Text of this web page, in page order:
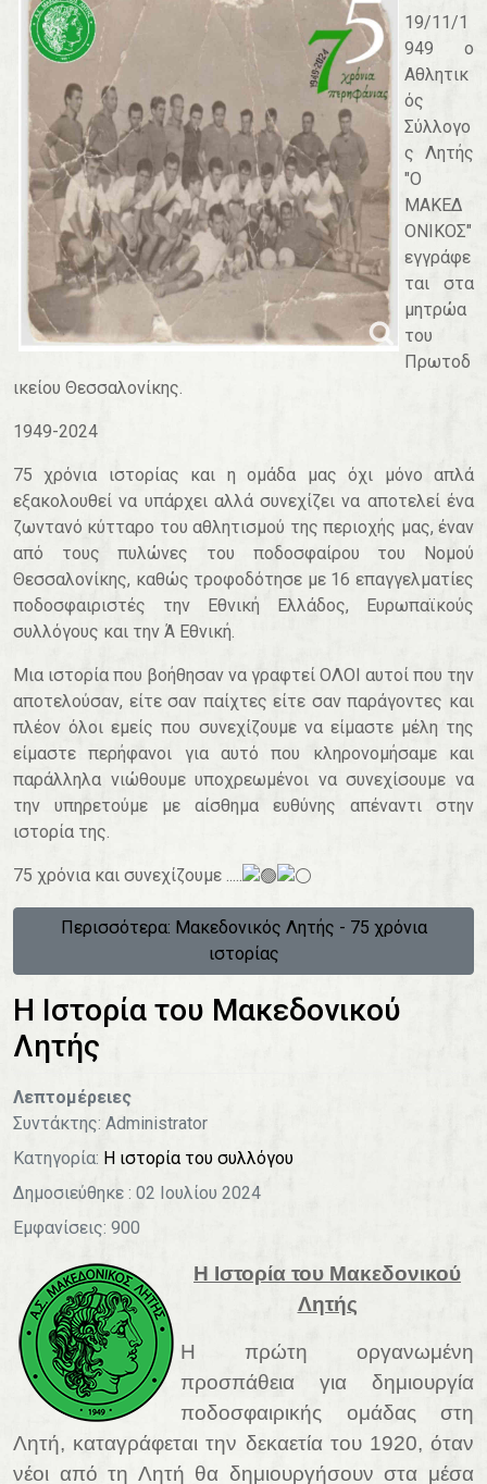
19/11/1
949 ο
Αθλητικ
ός
Σύλλογο
ς Λητής
"Ο
ΜΑΚΕΔ
ΟΝΙΚΟΣ"
εγγράφε
ται στα
μητρώα
του
Πρωτοδ
ικείου Θεσσαλονίκης.
1949-2024
75 χρόνια ιστορίας και η ομάδα μας όχι μόνο απλά
εξακολουθεί να υπάρχει αλλά συνεχίζει να αποτελεί ένα
ζωντανό κύτταρο του αθλητισμού της περιοχής μας, έναν
από τους πυλώνες του ποδοσφαίρου του Νομού
Θεσσαλονίκης, καθώς τροφοδότησε με 16 επαγγελματίες
ποδοσφαιριστές την Εθνική Ελλάδος, Ευρωπαϊκούς
συλλόγους και την Ά Εθνική.
Μια ιστορία που βοήθησαν να γραφτεί ΟΛΟΙ αυτοί που την
αποτελούσαν, είτε σαν παίχτες είτε σαν παράγοντες και
πλέον όλοι εμείς που συνεχίζουμε να είμαστε μέλη της
είμαστε περήφανοι για αυτό που κληρονομήσαμε και
παράλληλα νιώθουμε υποχρεωμένοι να συνεχίσουμε να
την υπηρετούμε με αίσθημα ευθύνης απέναντι στην
ιστορία της.
75 χρόνια και συνεχίζουμε .....
Περισσότερα: Μακεδονικός Λητής - 75 χρόνια
ιστορίας
Η Ιστορία του Μακεδονικού
Λητής
Λεπτομέρειες
Συντάκτης: Administrator
Κατηγορία: Η ιστορία του συλλόγου
Δημοσιεύθηκε : 02 Ιουλίου 2024
Εμφανίσεις: 900
Η Ιστορία του Μακεδονικού
Λητής
Η πρώτη οργανωμένη
προσπάθεια για δημιουργία
ποδοσφαιρικής ομάδας στη
Λητή, καταγράφεται την δεκαετία του 1920, όταν
νέοι από τη Λητή θα δημιουργήσουν στα μέσα